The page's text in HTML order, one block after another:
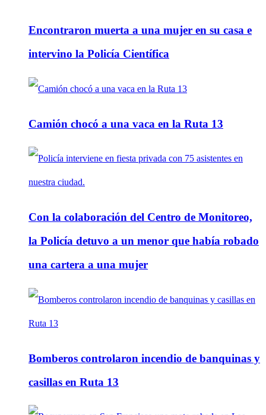
Encontraron muerta a una mujer en su casa e
intervino la Policía Científica
Camión chocó a una vaca en la Ruta 13
Con la colaboración del Centro de Monitoreo,
la Policía detuvo a un menor que había robado
una cartera a una mujer
Bomberos controlaron incendio de banquinas y
casillas en Ruta 13